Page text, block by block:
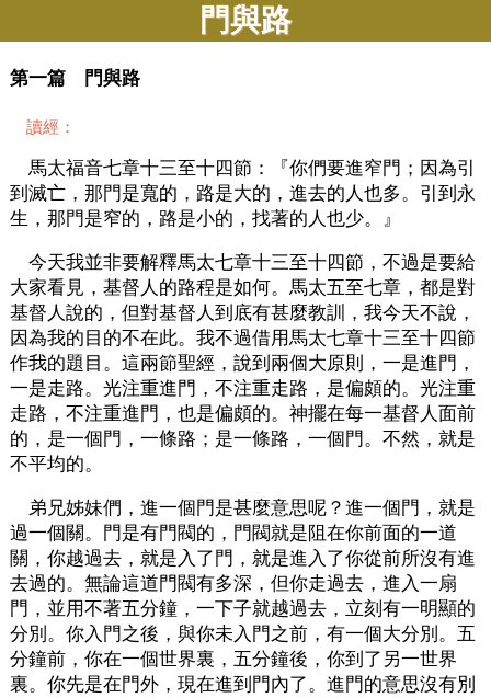
門與路
第一篇 門與路
讀經：
馬太福音七章十三至十四節：『你們要進窄門；因為引
到滅亡，那門是寬的，路是大的，進去的人也多。引到永
生，那門是窄的，路是小的，找著的人也少。』
今天我並非要解釋馬太七章十三至十四節，不過是要給
大家看見，基督人的路程是如何。馬太五至七章，都是對
基督人說的，但對基督人到底有甚麼教訓，我今天不說，
因為我的目的不在此。我不過借用馬太七章十三至十四節
作我的題目。這兩節聖經，說到兩個大原則，一是進門，
一是走路。光注重進門，不注重走路，是偏頗的。光注重
走路，不注重進門，也是偏頗的。神擺在每一基督人面前
的，是一個門，一條路；是一條路，一個門。不然，就是
不平均的。
弟兄姊妹們，進一個門是甚麼意思呢？進一個門，就是
過一個關。門是有門閥的，門閥就是阻在你前面的一道
關，你越過去，就是入了門，就是進入了你從前所沒有進
去過的。無論這道門閥有多深，但你走過去，進入一扇
門，並用不著五分鐘，一下子就越過去，立刻有一明顯的
分別。你入門之後，與你未入門之前，有一個大分別。五
分鐘前，你在一個世界裏，五分鐘後，你到了另一世界
裏。你先是在門外，現在進到門內了。進門的意思沒有別